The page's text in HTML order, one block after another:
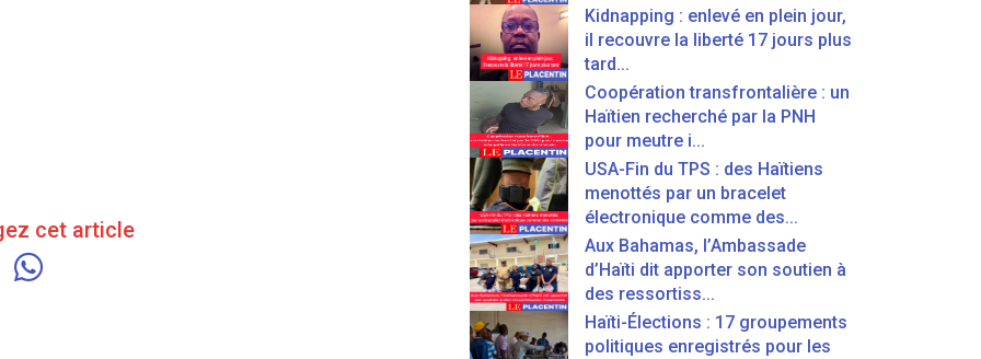
cet article
Kidnapping : enlevé en plein jour,
il recouvre la liberté 17 jours plus
tard...
Coopération transfrontalière : un
Haïtien recherché par la PNH
pour meutre i...
USA-Fin du TPS : des Haïtiens
menottés par un bracelet
électronique comme des...
Aux Bahamas, l’Ambassade
d’Haïti dit apporter son soutien à
des ressortiss...
Haïti-Élections : 17 groupements
politiques enregistrés pour les